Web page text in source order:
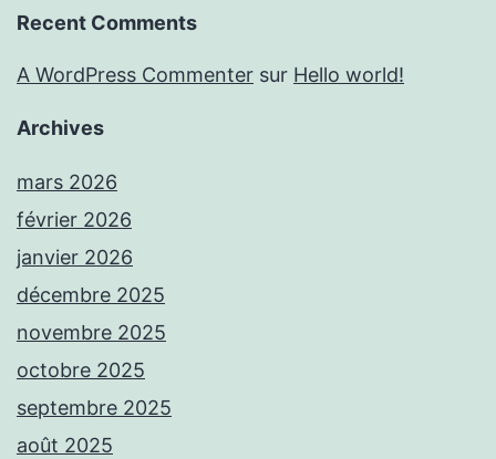
Recent Comments
A WordPress Commenter sur Hello world!
Archives
mars 2026
février 2026
janvier 2026
décembre 2025
novembre 2025
octobre 2025
septembre 2025
août 2025